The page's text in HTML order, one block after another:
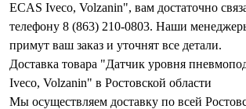
ECAS Iveco, Volzanin", вам достаточно
телефону 8 (863) 210-0803. Наши
примут ваш заказ и уточнят все детали.
Доставка товара "Датчик уровня
Iveco, Volzanin" в Ростовской области
Мы осуществляем доставку по всей